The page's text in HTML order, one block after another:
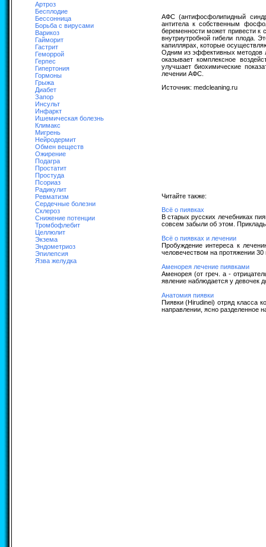
Артроз
Бесплодие
Бессонница
Борьба с вирусами
Варикоз
Гайморит
Гастрит
Геморрой
Герпес
Гипертония
Гормоны
Грыжа
Диабет
Запор
Инсульт
Инфаркт
Ишемическая болезнь
Климакс
Мигрень
Нейродермит
Обмен веществ
Ожирение
Подагра
Простатит
Простуда
Псориаз
Радикулит
Ревматизм
Сердечные болезни
Склероз
Снижение потенции
Тромбофлебит
Целлюлит
Экзема
Эндометриоз
Эпилепсия
Язва желудка
АФС (антифосфолипидный
антитела к собственным
беременности может привести
внутриутробной гибели плода.
капиллярах, которые
Одним из эффективных методов
оказывает комплексное
улучшает биохимические
лечении АФС.
Источник: medcleaning.ru
Читайте также:
Всё о пиявках
В старых русских лечебниках
совсем забыли об этом.
Всё о пиявках и лечении
Пробуждение интереса к
человечеством на протяжении
Аменорея лечение пиявками
Аменорея (от греч. а -
явление наблюдается у девочек
Анатомия пиявки
Пиявки (Hirudinei) отряд класса
направлении, ясно разделенное